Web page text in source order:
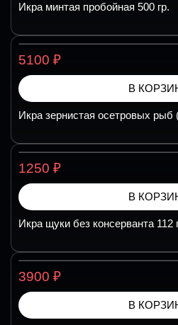
Икра минтая пробойная 500 гр.
5100 ₽
В
Икра зернистая осетровых рыб
1250 ₽
В
Икра щуки без консерванта 112
3900 ₽
В